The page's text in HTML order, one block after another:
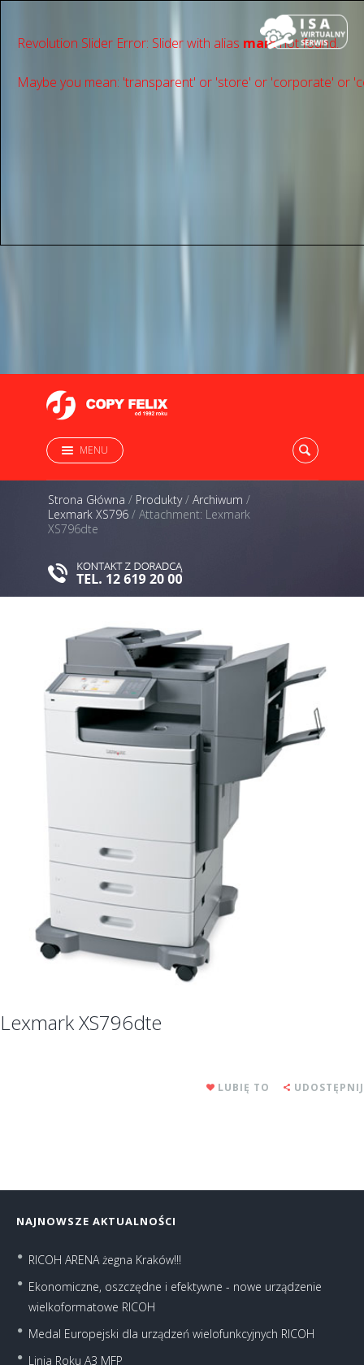
Revolution Slider Error: Slider with alias mainnot found.
Maybe you mean: 'transparent' or 'store' or 'сorporate' or
MENU
Strona Główna / Produkty/ Archiwum /
Lexmark XS796 / Attachment: Lexmark
XS796dte
Lexmark XS796dte
LUBIĘ TO UDOSTĘPNIJ
NAJNOWSZE AKTUALNOŚCI
RICOH ARENA żegna Kraków!!!
Ekonomiczne, oszczędne i efektywne - nowe urządzenie
wielkoformatowe RICOH
Medal Europejski dla urządzeń wielofunkcyjnych RICOH
Linia Roku A3 MFP